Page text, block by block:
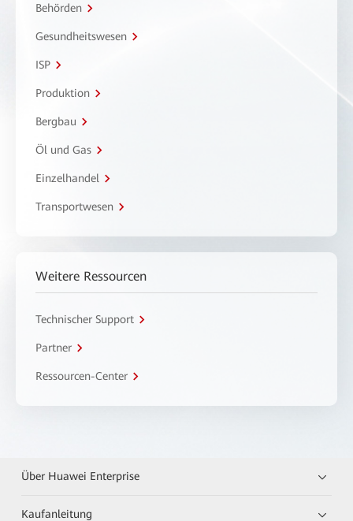
Behörden
Gesundheitswesen
ISP
Produktion
Bergbau
Öl und Gas
Einzelhandel
Transportwesen
Weitere Ressourcen
Technischer Support
Partner
Ressourcen-Center
Über Huawei Enterprise
Kaufanleitung